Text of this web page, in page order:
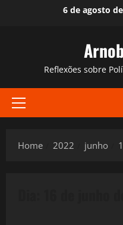
6 de agosto
Reflexões sobre
Primary
Home 2022 junho